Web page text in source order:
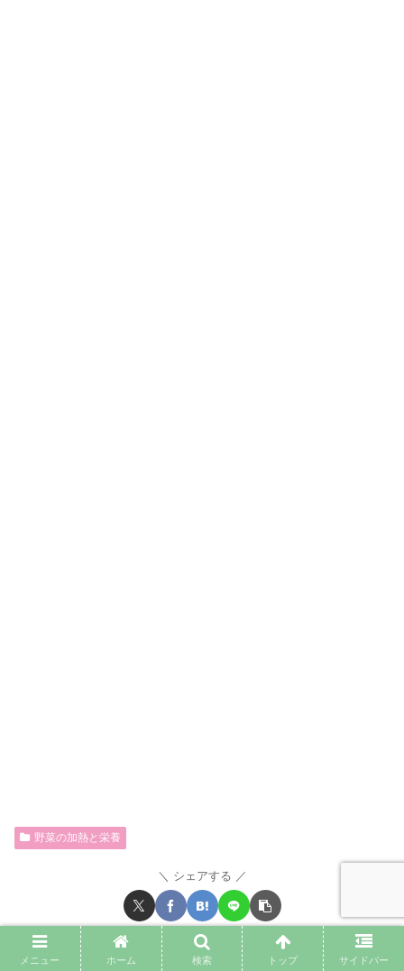
野菜の加熱と栄養
シェアする
@irohanihohetoをフォローする
メニュー ホーム 検索 トップ サイドバー